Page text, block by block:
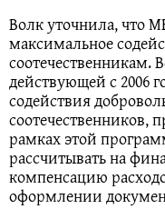
Волк уточнила, что
максимальное
соотечественникам.
действующей с 2006
содействия
рамках этой
рассчитывать на
компенсацию
оформлении